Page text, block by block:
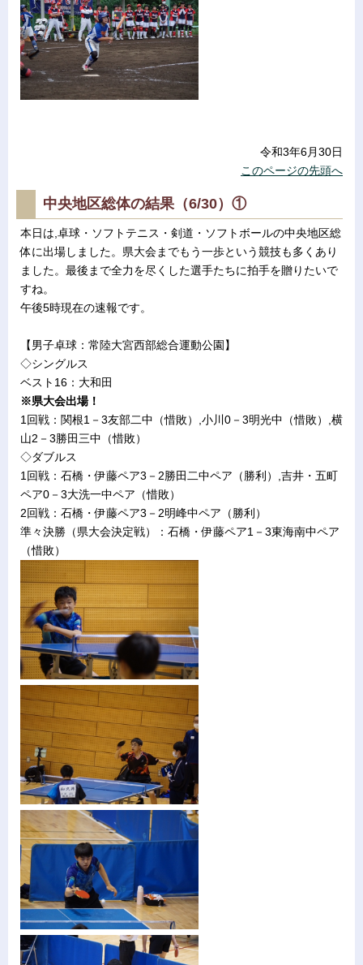
令和3年6月30日
このページの先頭へ
中央地区総体の結果（6/30）①
本日は,卓球・ソフトテニス・剣道・ソフトボールの中央地区総
体に出場しました。県大会までもう一歩という競技も多くあり
ました。最後まで全力を尽くした選手たちに拍手を贈りたいで
すね。
午後5時現在の速報です。
【男子卓球：常陸大宮西部総合運動公園】
◇シングルス
ベスト16：大和田
※県大会出場！
1回戦：関根1－3友部二中（惜敗）,小川0－3明光中（惜敗）,横
山2－3勝田三中（惜敗）
◇ダブルス
1回戦：石橋・伊藤ペア3－2勝田二中ペア（勝利）,吉井・五町
ペア0－3大洗一中ペア（惜敗）
2回戦：石橋・伊藤ペア3－2明峰中ペア（勝利）
準々決勝（県大会決定戦）：石橋・伊藤ペア1－3東海南中ペア
（惜敗）